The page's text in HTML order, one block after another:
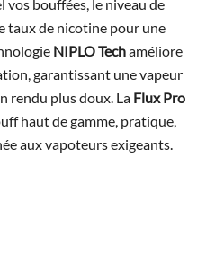
vos bouffées, le niveau de
taux de nicotine pour une
NIPLO Techaméliore
garantissant une vapeur
rendu plus doux. La Flux Pro
haut de gamme, pratique,
aux vapoteurs exigeants.